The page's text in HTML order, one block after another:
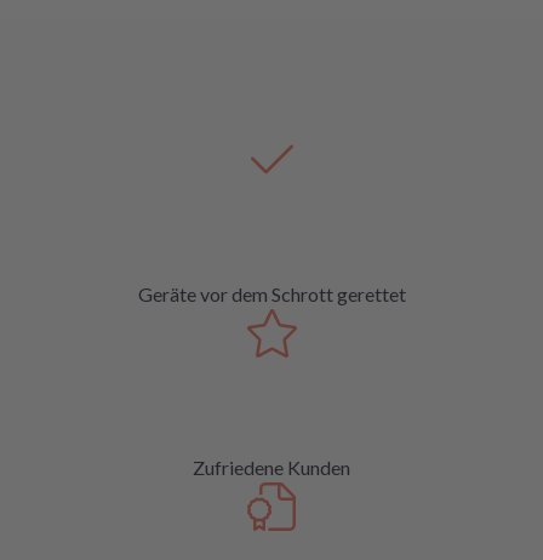
Geräte vor dem Schrott gerettet
Zufriedene Kunden